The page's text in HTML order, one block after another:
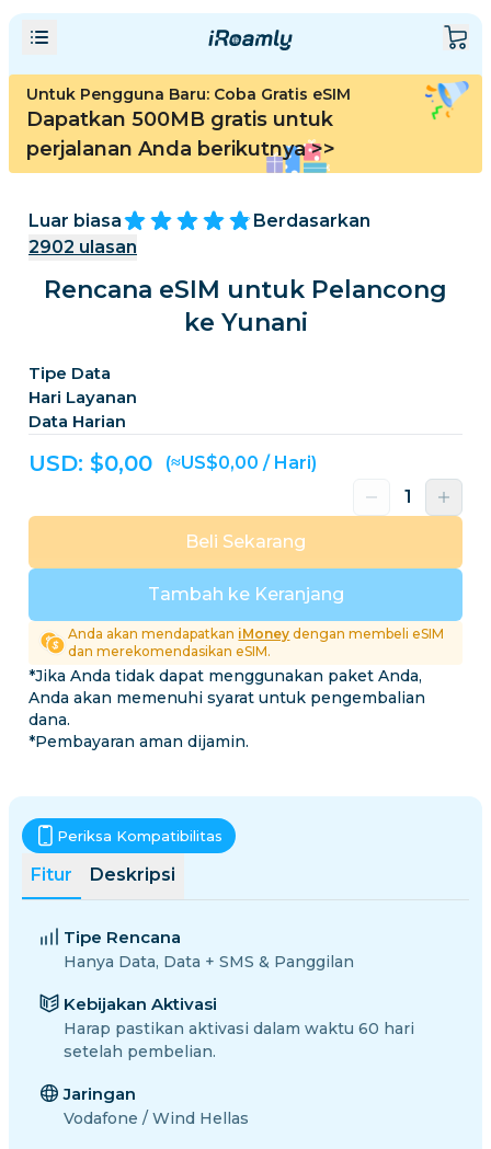
Untuk Pengguna Baru: Coba Gratis eSIM
Dapatkan 500MB gratis untuk
perjalanan Anda berikutnya>>
Luar biasa
Berdasarkan
2902 ulasan
Rencana eSIM untuk Pelancong
ke Yunani
Tipe Data
Hari Layanan
Data Harian
USD: $0,00 (≈US$0,00 / Hari)
Tambah ke Keranjang
Beli Sekarang
Anda akan mendapatkan iMoney dengan membeli eSIM
dan merekomendasikan eSIM.
*Jika Anda tidak dapat menggunakan paket Anda,
Anda akan memenuhi syarat untuk pengembalian
dana.
*Pembayaran aman dijamin.
Fitur Deskripsi
Periksa Kompatibilitas
Tipe Rencana
Hanya Data, Data + SMS & Panggilan
Kebijakan Aktivasi
Harap pastikan aktivasi dalam waktu 60 hari
setelah pembelian.
Jaringan
Vodafone / Wind Hellas